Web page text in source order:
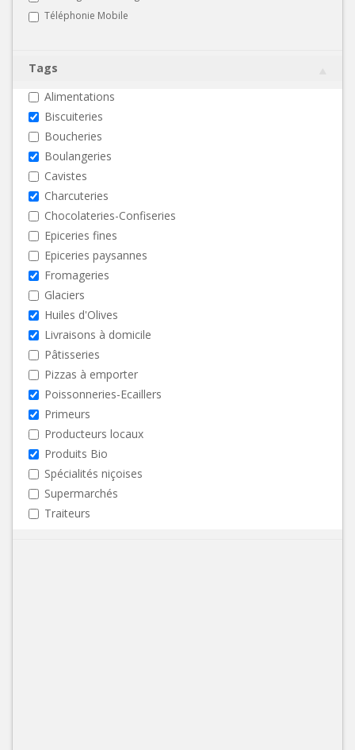
Téléphonie Mobile
Tags
Alimentations
Biscuiteries
Boucheries
Boulangeries
Cavistes
Charcuteries
Chocolateries-Confiseries
Epiceries fines
Epiceries paysannes
Fromageries
Glaciers
Huiles d'Olives
Livraisons à domicile
Pâtisseries
Pizzas à emporter
Poissonneries-Ecaillers
Primeurs
Producteurs locaux
Produits Bio
Spécialités niçoises
Supermarchés
Traiteurs